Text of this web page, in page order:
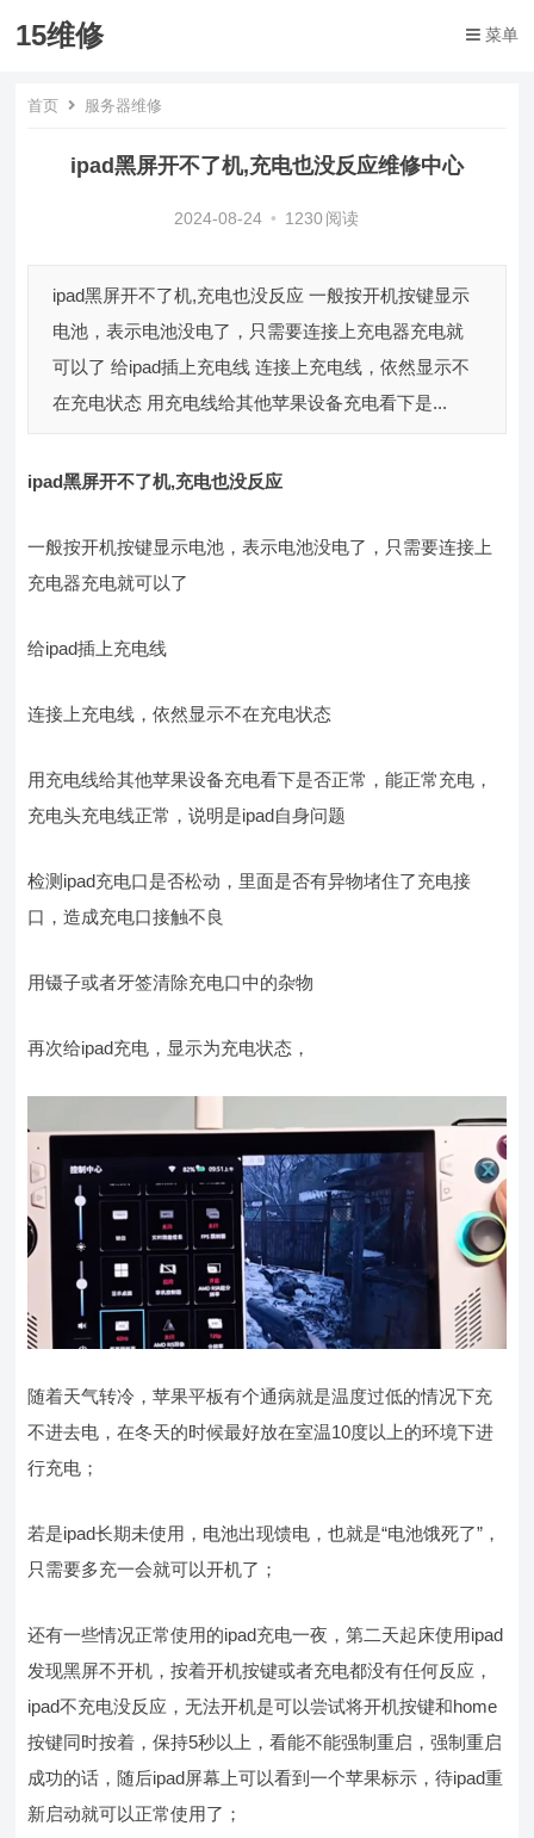
15维修 菜单
首页 服务器维修
ipad黑屏开不了机,充电也没反应维修中心
2024-08-24 • 1230 阅读
ipad黑屏开不了机,充电也没反应 一般按开机按键显示
电池，表示电池没电了，只需要连接上充电器充电就
可以了 给ipad插上充电线 连接上充电线，依然显示不
在充电状态 用充电线给其他苹果设备充电看下是...
ipad黑屏开不了机,充电也没反应
一般按开机按键显示电池，表示电池没电了，只需要连接上
充电器充电就可以了
给ipad插上充电线
连接上充电线，依然显示不在充电状态
用充电线给其他苹果设备充电看下是否正常，能正常充电，
充电头充电线正常，说明是ipad自身问题
检测ipad充电口是否松动，里面是否有异物堵住了充电接
口，造成充电口接触不良
用镊子或者牙签清除充电口中的杂物
再次给ipad充电，显示为充电状态，
随着天气转冷，苹果平板有个通病就是温度过低的情况下充
不进去电，在冬天的时候最好放在室温10度以上的环境下进
行充电；
若是ipad长期未使用，电池出现馈电，也就是“电池饿死了”，
只需要多充一会就可以开机了；
还有一些情况正常使用的ipad充电一夜，第二天起床使用ipad
发现黑屏不开机，按着开机按键或者充电都没有任何反应，
ipad不充电没反应，无法开机是可以尝试将开机按键和home
按键同时按着，保持5秒以上，看能不能强制重启，强制重启
成功的话，随后ipad屏幕上可以看到一个苹果标示，待ipad重
新启动就可以正常使用了；